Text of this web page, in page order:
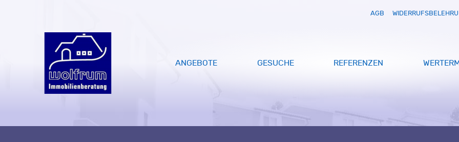
AGB
ANGEBOTE GESUCHE REFERENZEN